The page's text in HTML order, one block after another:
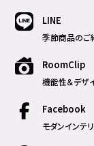
LINE
季節商品のご
RoomClip
機能性＆デザ
Facebook
モダンインテ